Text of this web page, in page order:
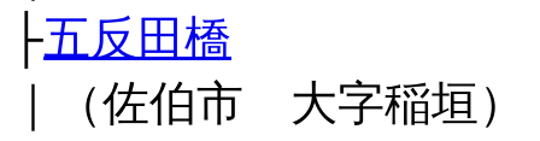
├五反田橋
｜（佐伯市 大字稲垣）